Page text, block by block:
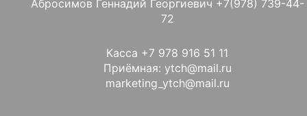
Абросимов Геннадий Георгиевич +7(978) 739-44-
72
Касса +7 978 916 51 11
Приёмная: ytch@mail.ru
marketing_ytch@mail.ru